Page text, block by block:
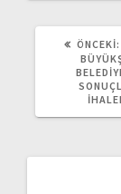
ÖNCEKI: